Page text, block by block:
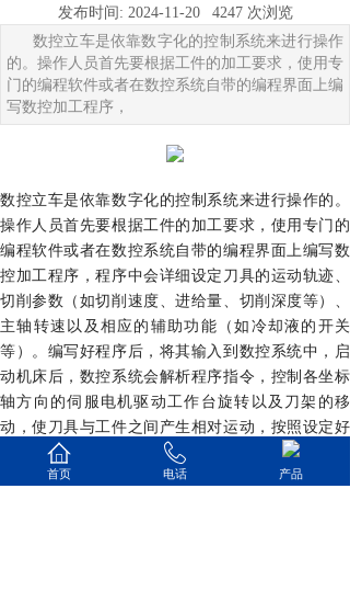
发布时间: 2024-11-20 4247 次浏览
数控立车是依靠数字化的控制系统来进行操作
的。操作人员首先要根据工件的加工要求，使用专
门的编程软件或者在数控系统自带的编程界面上编
写数控加工程序，
数控立车是依靠数字化的控制系统来进行操作的。
操作人员首先要根据工件的加工要求，使用专门的
编程软件或者在数控系统自带的编程界面上编写数
控加工程序，程序中会详细设定刀具的运动轨迹、
切削参数（如切削速度、进给量、切削深度等）、
主轴转速以及相应的辅助功能（如冷却液的开关
等）。编写好程序后，将其输入到数控系统中，启
动机床后，数控系统会解析程序指令，控制各坐标
轴方向的伺服电机驱动工作台旋转以及刀架的移
动，使刀具与工件之间产生相对运动，按照设定好
的轨迹和参数对工件进行切削加工，从而加工出符
合要求的零件。
首页 电话 产品